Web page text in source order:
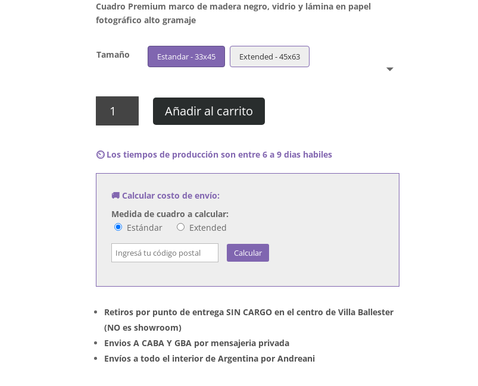
Cuadro Premium marco de madera negro, vidrio y lámina en papel
fotográfico alto gramaje
Tamaño Estandar - 33x45 Extended - 45x63
Falling
-
Fashionably
cantidad
Añadir al carrito
⏲️ Los tiempos de producción son entre 6 a 9 dias habiles
🚚 Calcular costo de envío:
Medida de cuadro a calcular:
Estándar
Extended
Calcular
Retiros por punto de entrega SIN CARGO en el centro de Villa Ballester
(NO es showroom)
Envios A CABA Y GBA por mensajeria privada
Envíos a todo el interior de Argentina por Andreani